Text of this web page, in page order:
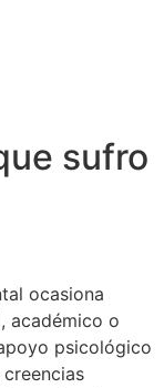
sufro
ocasiona
académico o
psicológico